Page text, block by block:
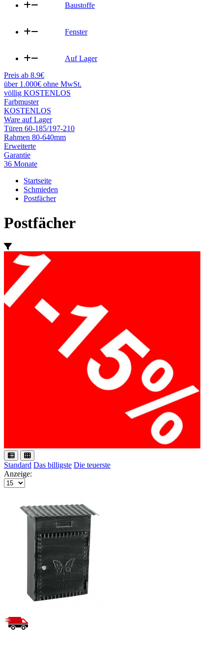
Baustoffe
Fenster
Auf Lager
Preis ab 8.9€
über 1.000€ ohne MwSt.
völlig KOSTENLOS
Farbmuster
KOSTENLOS
Ware auf Lager
Türen 60-185/197-210
Rahmen 80-640mm
Erweiterte
Garantie
36 Monate
Startseite
Schmieden
Postfächer
Postfächer
Standard Das billigste Die teuerste
Anzeige: